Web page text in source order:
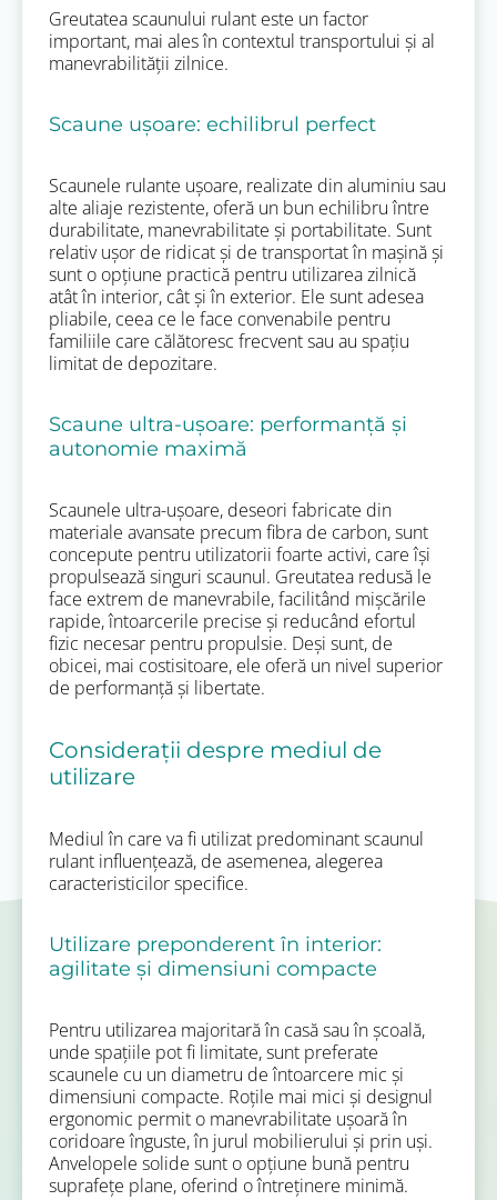
Greutatea scaunului rulant este un factor
important, mai ales în contextul transportului și al
manevrabilității zilnice.
Scaune ușoare: echilibrul perfect
Scaunele rulante ușoare, realizate din aluminiu sau
alte aliaje rezistente, oferă un bun echilibru între
durabilitate, manevrabilitate și portabilitate. Sunt
relativ ușor de ridicat și de transportat în mașină și
sunt o opțiune practică pentru utilizarea zilnică
atât în interior, cât și în exterior. Ele sunt adesea
pliabile, ceea ce le face convenabile pentru
familiile care călătoresc frecvent sau au spațiu
limitat de depozitare.
Scaune ultra-ușoare: performanță și
autonomie maximă
Scaunele ultra-ușoare, deseori fabricate din
materiale avansate precum fibra de carbon, sunt
concepute pentru utilizatorii foarte activi, care își
propulsează singuri scaunul. Greutatea redusă le
face extrem de manevrabile, facilitând mișcările
rapide, întoarcerile precise și reducând efortul
fizic necesar pentru propulsie. Deși sunt, de
obicei, mai costisitoare, ele oferă un nivel superior
de performanță și libertate.
Considerații despre mediul de
utilizare
Mediul în care va fi utilizat predominant scaunul
rulant influențează, de asemenea, alegerea
caracteristicilor specifice.
Utilizare preponderent în interior:
agilitate și dimensiuni compacte
Pentru utilizarea majoritară în casă sau în școală,
unde spațiile pot fi limitate, sunt preferate
scaunele cu un diametru de întoarcere mic și
dimensiuni compacte. Roțile mai mici și designul
ergonomic permit o manevrabilitate ușoară în
coridoare înguste, în jurul mobilierului și prin uși.
Anvelopele solide sunt o opțiune bună pentru
suprafețe plane, oferind o întreținere minimă.